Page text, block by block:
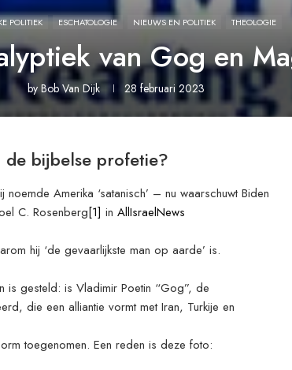
POLITIEK ESCHATOLOGIE NIEUWS EN POLITIEK THEOLOGIE
van Gog en
byBob Van Dijk 28 februari 2023
de bijbelse profetie?
Amerika ‘satanisch’ – nu waarschuwt Biden
C. Rosenberg[1] in AllIsraelNews
hij ‘de gevaarlijkste man op aarde’ is.
gesteld: is Vladimir Poetin “Gog”, de
die een alliantie vormt met Iran, Turkije en
toegenomen. Een reden is deze foto: